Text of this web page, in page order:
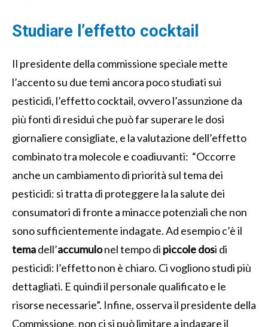
Studiare l’effetto cocktail
Il presidente della commissione speciale mette
l’accento su due temi ancora poco studiati sui
pesticidi, l’effetto cocktail, ovvero l’assunzione da
più fonti di residui che può far superare le dosi
giornaliere consigliate, e la valutazione dell’effetto
combinato tra molecole e coadiuvanti: “Occorre
anche un cambiamento di priorità sul tema dei
pesticidi: si tratta di proteggere la la salute dei
consumatori di fronte a minacce potenziali che non
sono sufficientemente indagate. Ad esempio c’è il
temadell’accumulonel tempo di piccole dosi di
pesticidi: l’effetto non è chiaro. Ci vogliono studi più
dettagliati. E quindi il personale qualificato e le
risorse necessarie”. Infine, osserva il presidente della
Commissione, non ci si può limitare a indagare il